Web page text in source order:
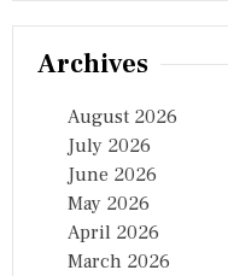
Archives
August 2026
July 2026
June 2026
May 2026
April 2026
March 2026